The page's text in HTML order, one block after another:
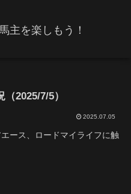
主を楽しもう！
2025/7/5）
2025.07.05
ース、ロードマイライフに触